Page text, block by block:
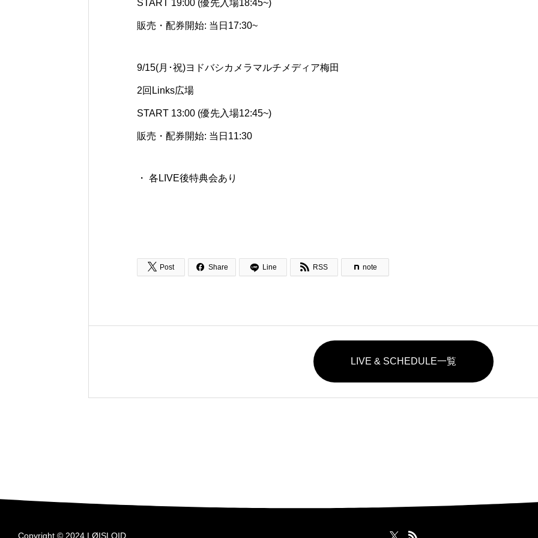
START 19:00 (優先入場18:45~)
販売・配券開始: 当日17:30~
9/15(月･祝)ヨドバシカメラマルチメディア梅田
2回Links広場
START 13:00 (優先入場12:45~)
販売・配券開始: 当日11:30
・ 各LIVE後特典会あり
 Post  Share Line  RSS note
LIVE & SCHEDULE一覧
Copyright © 2024 LØISLOID